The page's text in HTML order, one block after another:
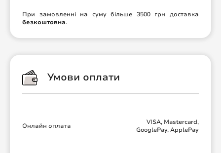
При замовленні на суму більше 3500 грн доставка
безкоштовна.
Умови оплати
Онлайн оплата
VISA, Mastercard,
GooglePay, ApplePay